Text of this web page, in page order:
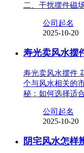
二、干扰摆件磁
公司起名
2025-10-20
寿光卖风水摆
寿光卖风水摆件
个与风水相关的
秘：如何选择适
公司起名
2025-10-20
阴宅风水怎样